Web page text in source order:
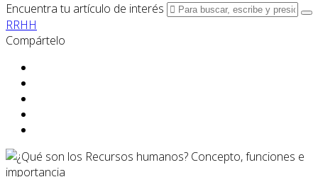
Encuentra tu artículo de interés
RRHH
Compártelo